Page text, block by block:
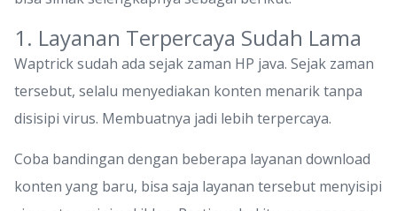
1. Layanan Terpercaya Sudah Lama
Waptrick sudah ada sejak zaman HP java. Sejak zaman
tersebut, selalu menyediakan konten menarik tanpa
disisipi virus. Membuatnya jadi lebih terpercaya.
Coba bandingan dengan beberapa layanan download
konten yang baru, bisa saja layanan tersebut menyisipi